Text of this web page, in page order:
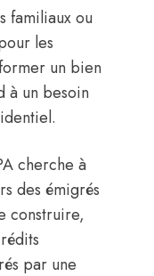
familiaux ou
les
un bien
à un besoin
cherche à
des émigrés
construire,
par une